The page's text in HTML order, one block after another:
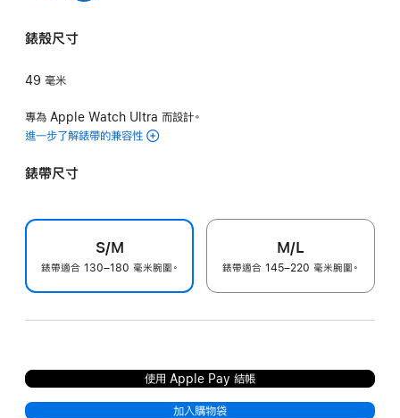
錶殼尺寸
49 毫米
專為 Apple Watch Ultra 而設計。
進一步了解錶帶的兼容性
錶帶尺寸
S/M
錶帶適合 130–180 毫米腕圍。
M/L
錶帶適合 145–220 毫米腕圍。
使用 Apple Pay 結帳
加入購物袋